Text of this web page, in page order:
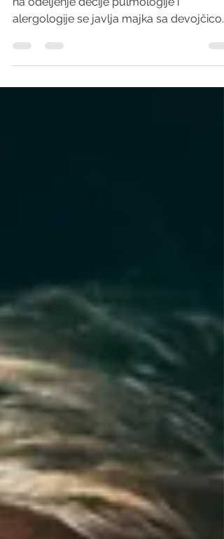
Na Univerzitetsku dečiju kliniku u Tiršovoj
alergologije se javlja majka sa
uzrasta 10...